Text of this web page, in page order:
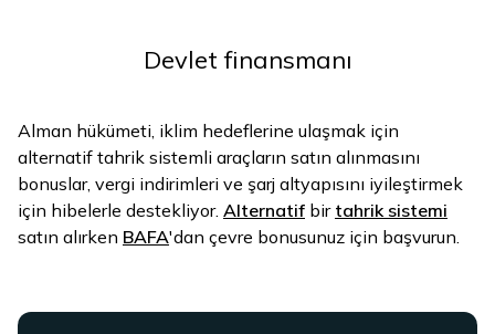
Devlet finansmanı
Alman hükümeti, iklim hedeflerine ulaşmak için
alternatif tahrik sistemli araçların satın alınmasını
bonuslar, vergi indirimleri ve şarj altyapısını iyileştirmek
için hibelerle destekliyor. Alternatif bir tahrik sistemi
satın alırken BAFA'dan çevre bonusunuz için başvurun.